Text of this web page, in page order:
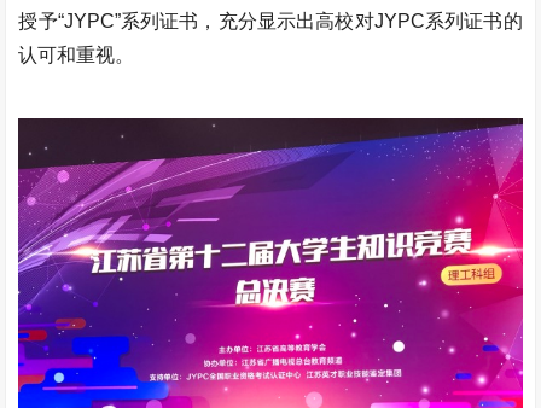
授予“JYPC”系列证书，充分显示出高校对JYPC系列证书的
认可和重视。